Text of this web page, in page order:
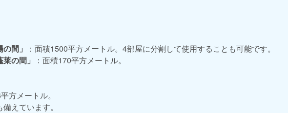
間」
：面積1500平方メートル。4部屋に分割して使用することも可能です。
の間」
：面積170平方メートル。
方メートル。
備えています。